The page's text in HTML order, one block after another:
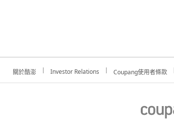
關於酷澎 Investor Relations Coupang使用者條款